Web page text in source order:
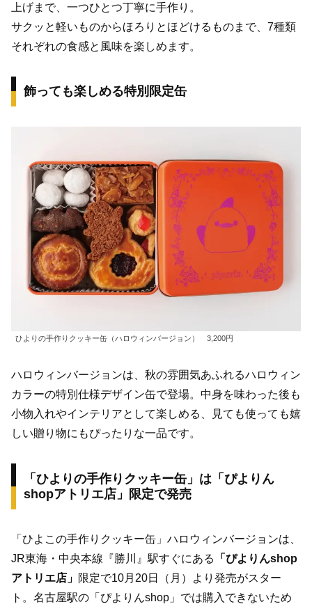
上げまで、一つひとつ丁寧に手作り。
サクッと軽いものからほろりとほどけるものまで、7種類
それぞれの食感と風味を楽しめます。
飾っても楽しめる特別限定缶
ひよりの手作りクッキー缶（ハロウィンバージョン） 3,200円
ハロウィンバージョンは、秋の雰囲気あふれるハロウィン
カラーの特別仕様デザイン缶で登場。中身を味わった後も
小物入れやインテリアとして楽しめる、見ても使っても嬉
しい贈り物にもぴったりな一品です。
「ひよりの手作りクッキー缶」は「ぴよりん
shopアトリエ店」限定で発売
「ひよこの手作りクッキー缶」ハロウィンバージョンは、
JR東海・中央本線『勝川』駅すぐにある
「ぴよりんshop
アトリエ店」 限定で10月20日（月）より発売がスター
ト。名古屋駅の「ぴよりんshop」では購入できないため